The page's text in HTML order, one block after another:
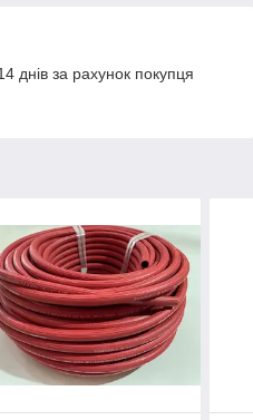
днів за рахунок покупця